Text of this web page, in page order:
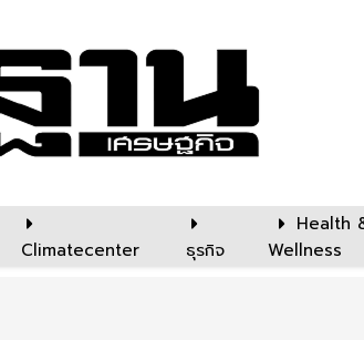
Climatecenter ธุรกิจ
Health
Wellness